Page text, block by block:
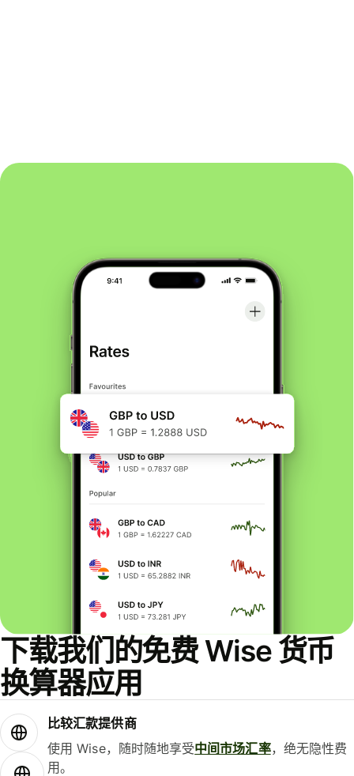
下载我们的免费 Wise 货币
换算器应用
比较汇款提供商
使用 Wise，随时随地享受中间市场汇率，绝无隐性费
用。